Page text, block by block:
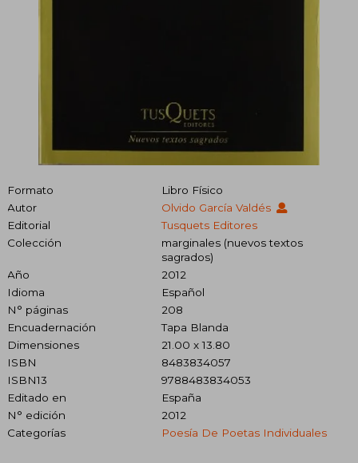
Formato
Libro Físico
Autor
Olvido García Valdés
Editorial
Tusquets Editores
Colección
marginales (nuevos textos
sagrados)
Año
2012
Idioma
Español
N° páginas
208
Encuadernación
Tapa Blanda
Dimensiones
21.00 x 13.80
ISBN
8483834057
ISBN13
9788483834053
Editado en
España
N° edición
2012
Categorías
Poesía De Poetas Individuales